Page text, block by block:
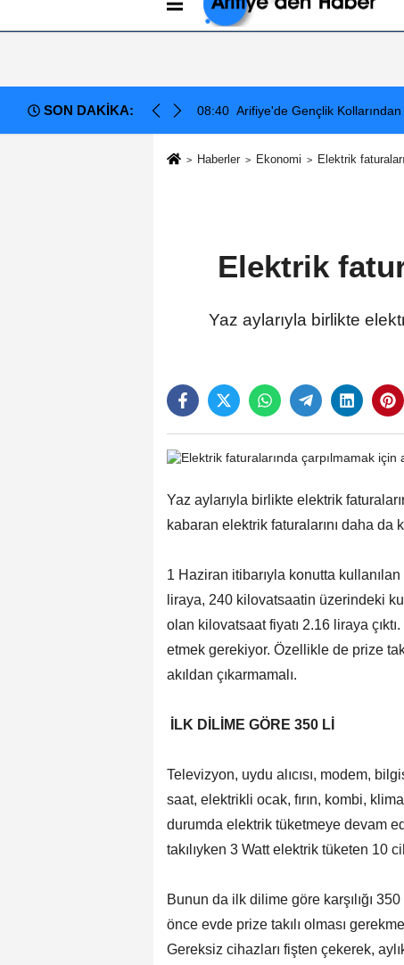
Künye İletişim
SON DAKİKA:
Programı: Görevde 1. Yıl Kutlandı
08:40 Arifiye'de Gençlik Kollarından
Haberler Ekonomi Elektrik
Elektrik
Yaz aylarıyla birlikte
Yaz aylarıyla birlikte elektrik
kabaran elektrik faturalarını daha da
1 Haziran itibarıyla konutta
liraya, 240 kilovatsaatin üzerindeki
olan kilovatsaat fiyatı 2.16 liraya
etmek gerekiyor. Özellikle de prize
akıldan çıkarmamalı.
İLK DİLİME GÖRE 350 Lİ
Televizyon, uydu alıcısı, modem,
saat, elektrikli ocak, fırın, kombi,
durumda elektrik tüketmeye devam
takılıyken 3 Watt elektrik tüketen 10
Bunun da ilk dilime göre karşılığı
önce evde prize takılı olması
Gereksiz cihazları fişten çekerek,